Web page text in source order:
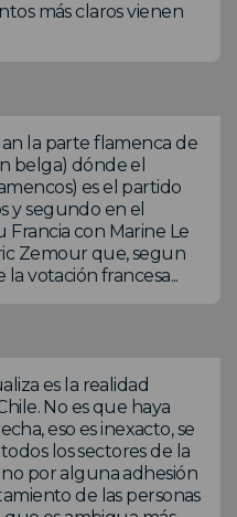
más claros vienen
la parte flamenca de
belga) dónde el
es el partido
y segundo en el
con Marine Le
Zemour que, segun
la votación francesa...
es la realidad
No es que haya
eso es inexacto, se
los sectores de la
por alguna adhesión
de las personas